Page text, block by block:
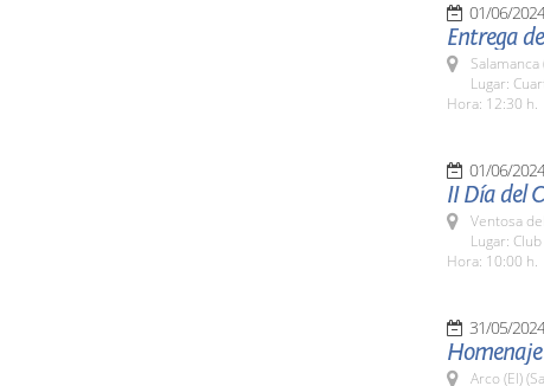
01/06/2024
Entrega
Salamanca
Lugar:
Hora: 12:30 h.
01/06/2024
II Día del
Ventosa
Lugar:
Hora: 10:00 h.
31/05/2024
Homenaje
Arco (El)